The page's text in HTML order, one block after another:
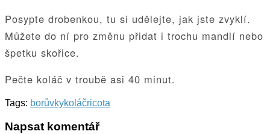
Posypte drobenkou, tu si udělejte, jak jste zvyklí.
Můžete do ní pro změnu přidat i trochu mandlí nebo
špetku skořice.
Pečte koláč v troubě asi 40 minut.
Tags: borůvkykoláčricota
Napsat komentář